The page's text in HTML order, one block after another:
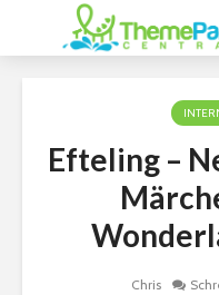
Efteling –
Chris